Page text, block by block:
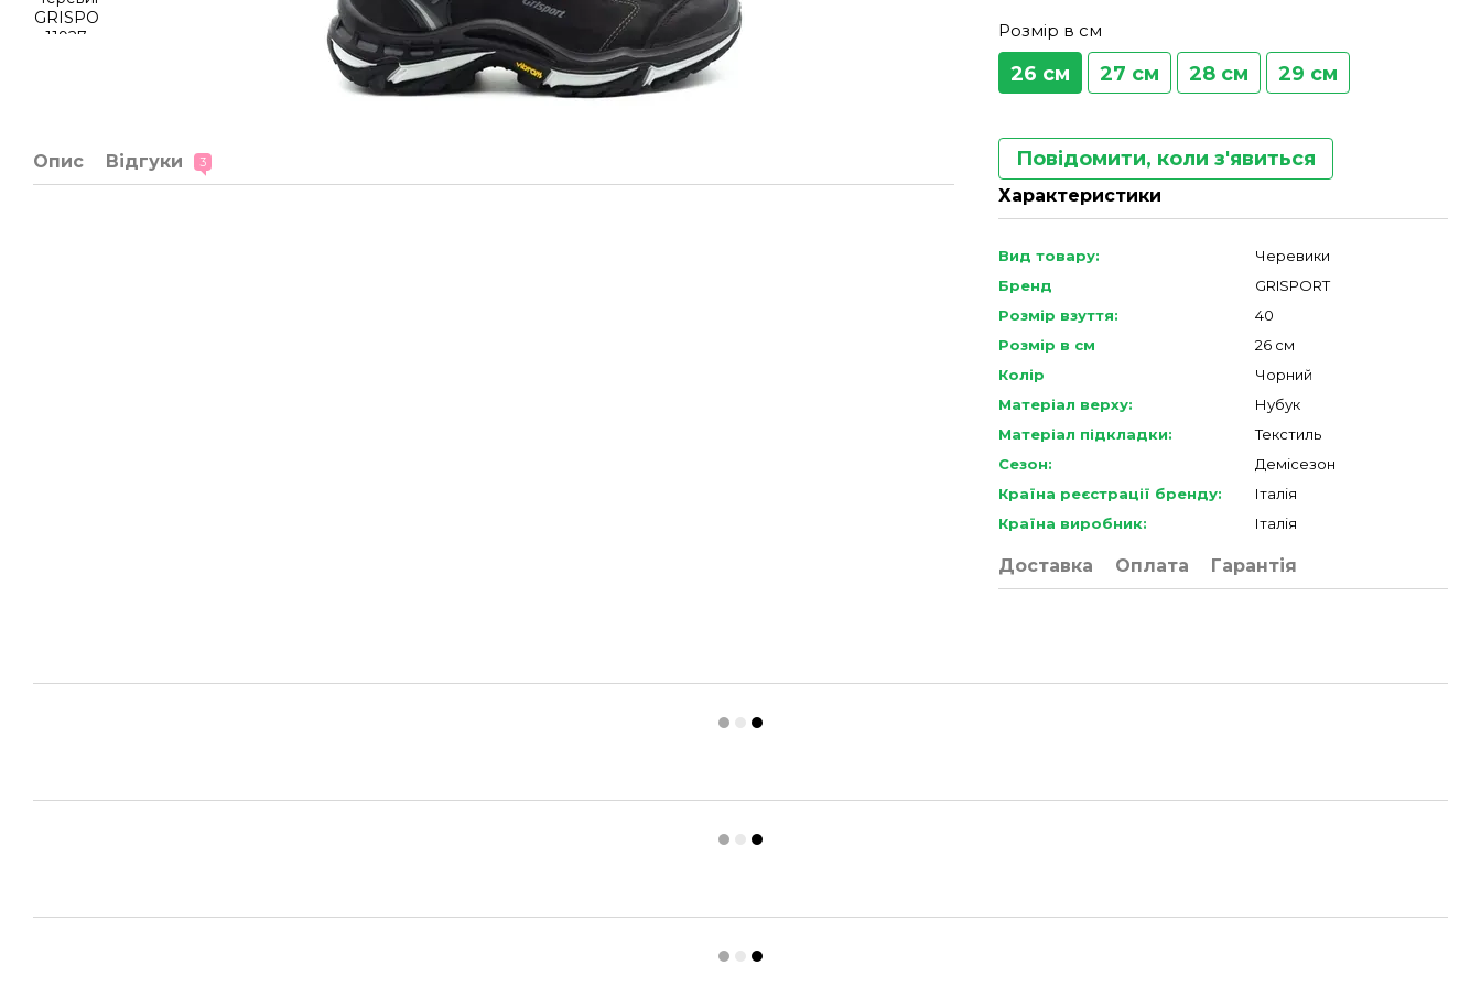
Опис Відгуки 3
Розмір в см
26 см 27 см 28 см 29 см
Повідомити, коли з'явиться
Характеристики
Вид товару:
Черевики
Бренд
GRISPORT
Розмір взуття:
40
Розмір в см
26 см
Колір
Чорний
Матеріал верху:
Нубук
Матеріал підкладки:
Текстиль
Сезон:
Демісезон
Країна реєстрації бренду:
Італія
Країна виробник:
Італія
Доставка Оплата Гарантія